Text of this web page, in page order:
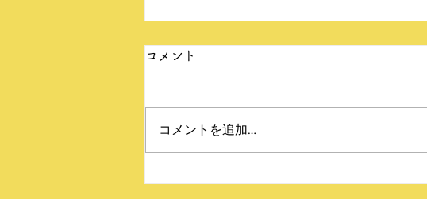
コメント
コメントを追加…